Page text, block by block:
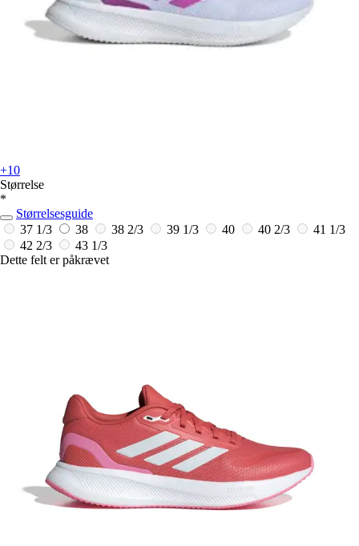
+10
Størrelse
*
Størrelsesguide
37 1/3
38 38 2/3 39 1/3 40 40 2/3
41 1/3
42 2/3
43 1/3
Dette felt er påkrævet